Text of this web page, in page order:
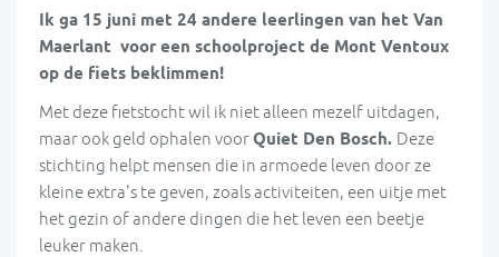
Ik ga 15 juni met 24 andere leerlingen van het Van
Maerlant voor een schoolproject de Mont Ventoux
op de fiets beklimmen!
Met deze fietstocht wil ik niet alleen mezelf uitdagen,
maar ook geld ophalen voorQuiet Den Bosch. Deze
stichting helpt mensen die in armoede leven door ze
kleine extra's te geven, zoals activiteiten, een uitje met
het gezin of andere dingen die het leven een beetje
leuker maken.